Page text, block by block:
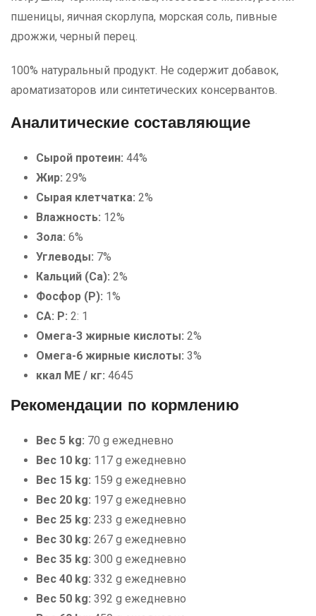
пшеницы, яичная скорлупа, морская соль, пивные
дрожжи, черный перец.
100% натуральный продукт. Не содержит добавок,
ароматизаторов или синтетических консервантов.
Аналитические составляющие
Сырой протеин: 44%
Жир: 29%
Сырая клетчатка: 2%
Влажность: 12%
Зола: 6%
Углеводы: 7%
Кальций (Ca): 2%
Фосфор (P): 1%
CA: P: 2: 1
Омега-3 жирные кислоты: 2%
Омега-6 жирные кислоты: 3%
ккал ME / кг: 4645
Рекомендации по кормлению
Вес 5 kg: 70 g ежедневно
Вес 10 kg: 117 g ежедневно
Вес 15 kg: 159 g ежедневно
Вес 20 kg: 197 g ежедневно
Вес 25 kg: 233 g ежедневно
Вес 30 kg: 267 g ежедневно
Вес 35 kg: 300 g ежедневно
Вес 40 kg: 332 g ежедневно
Вес 50 kg: 392 g ежедневно